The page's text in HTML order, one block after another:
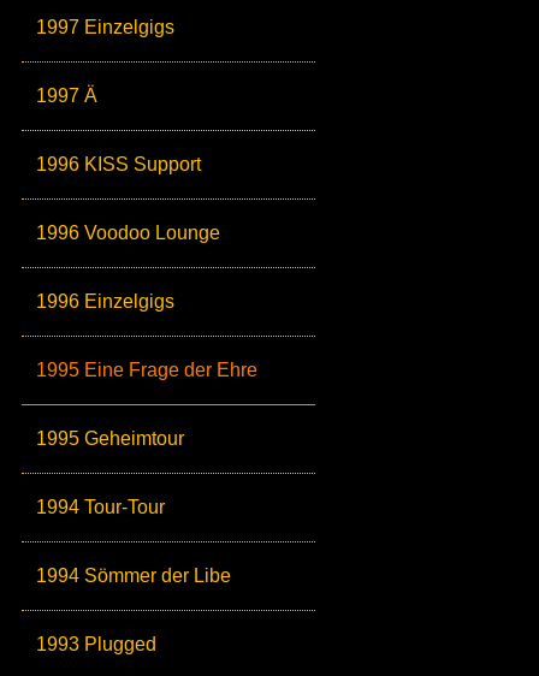
1997 Einzelgigs
1997 Ä
1996 KISS Support
1996 Voodoo Lounge
1996 Einzelgigs
1995 Eine Frage der Ehre
1995 Geheimtour
1994 Tour-Tour
1994 Sömmer der Libe
1993 Plugged